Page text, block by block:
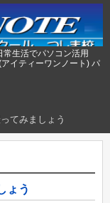
生活でパソコン活用
イティーワンノート) パ
てみましょう
ょう